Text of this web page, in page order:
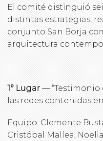
El comité distinguió
distintas estrategias,
conjunto San Borja
arquitectura
1° Lugar — “Testimonio
las redes contenidas
Equipo: Clemente
Cristóbal Mallea,